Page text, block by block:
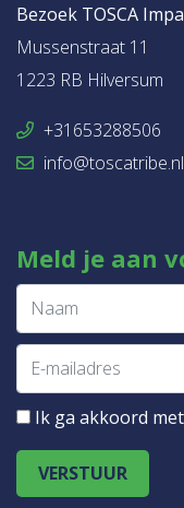
Bezoek TOSCA
Mussenstraat 11
1223 RB Hilversum
+31653288506
info@toscatribe.nl
Meld je aan
Ik ga akkoord
VERSTUUR